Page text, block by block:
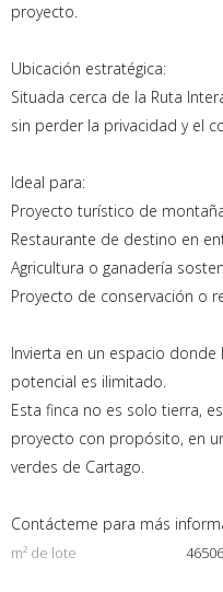
proyecto.
Ubicación estratégica:
Situada cerca de la Ruta
sin perder la privacidad y el
Ideal para:
Proyecto turístico de
Restaurante de destino en
Agricultura o ganadería
Proyecto de conservación o
Invierta en un espacio
potencial es ilimitado.
Esta finca no es solo tierra,
proyecto con propósito, en
verdes de Cartago.
Contácteme para más
m² de lote 46506